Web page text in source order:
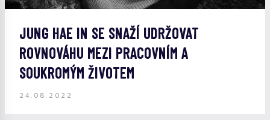
JUNG HAE IN SE SNAŽÍ UDRŽOVAT
ROVNOVÁHU MEZI PRACOVNÍM A
SOUKROMÝM ŽIVOTEM
24.08.2022